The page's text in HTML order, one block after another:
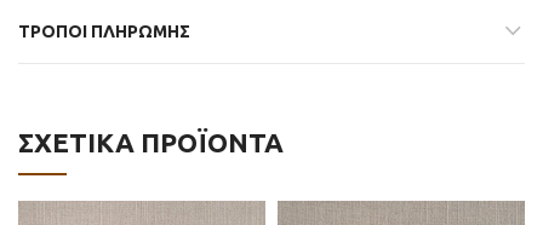
ΤΡΟΠΟΙ ΠΛΗΡΩΜΗΣ
ΣΧΕΤΙΚΆ ΠΡΟΪΌΝΤΑ